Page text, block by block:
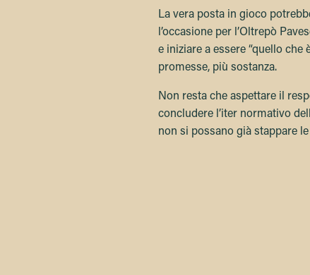
La vera posta in gioco
l’occasione per l’Oltrepò
e iniziare a essere “quello che
promesse, più sostanza.
Non resta che aspettare il
concludere l’iter normativo
non si possano già stappare